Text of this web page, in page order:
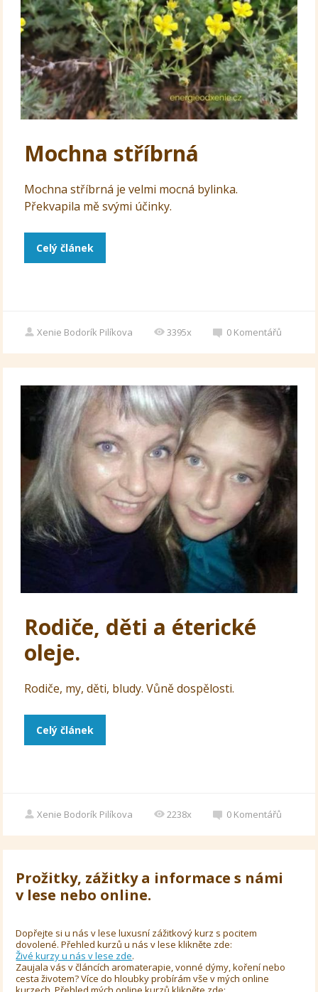
Mochna stříbrná
Mochna stříbrná je velmi mocná bylinka.
Překvapila mě svými účinky.
Celý článek
Xenie Bodorík Pilíkova 3395x 0 Komentářů
Rodiče, děti a éterické
oleje.
Rodiče, my, děti, bludy. Vůně dospělosti.
Celý článek
Xenie Bodorík Pilíkova 2238x 0 Komentářů
Prožitky, zážitky a informace s námi
v lese nebo online.
Dopřejte si u nás v lese luxusní zážitkový kurz s pocitem
dovolené. Přehled kurzů u nás v lese klikněte zde:
Živé kurzy u nás v lese zde.
Zaujala vás v článcích aromaterapie, vonné dýmy, koření nebo
cesta životem? Více do hloubky probírám vše v mých online